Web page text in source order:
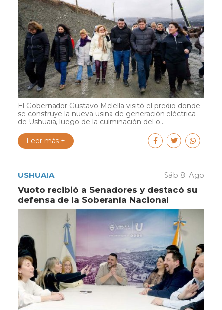
El Gobernador Gustavo Melella visitó el predio donde
se construye la nueva usina de generación eléctrica
de Ushuaia, luego de la culminación del o...
Leer más +
USHUAIA Sáb 8. Ago
Vuoto recibió a Senadores y destacó su
defensa de la Soberanía Nacional